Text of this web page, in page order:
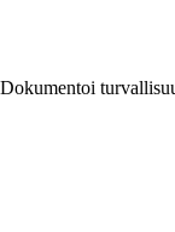
Dokumentoi